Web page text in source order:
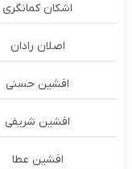
اشکان‌ کمانگری
اصلان رادان
افشین حسنی
افشین شریفی
افشین عطا